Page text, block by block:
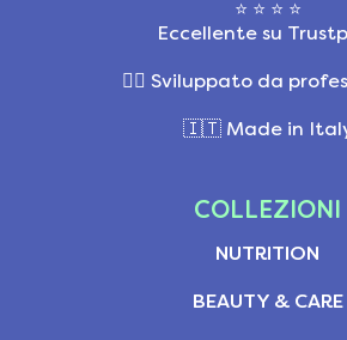
⭐ ⭐ ⭐ ⭐
Eccellente su
👩‍⚕️ Sviluppato da
🇮🇹 Made in
COLLEZIONI
NUTRITION
BEAUTY & CARE